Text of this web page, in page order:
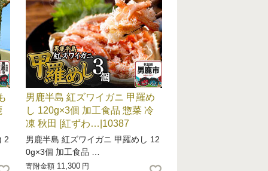
2
男鹿半島 紅ズワイガニ 甲羅め
し 120g×3個 加工食品 惣菜 冷
凍 秋田 [紅ずわ…|10387
男鹿半島 紅ズワイガニ 甲羅めし 12
0g×3個 加工食品 …
寄附金額 11,300 円